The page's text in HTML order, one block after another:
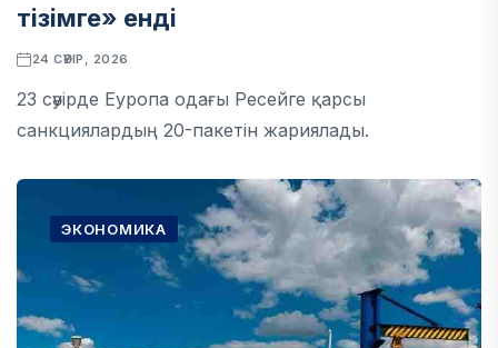
тізімге» енді
24 СӘУІР, 2026
23 сәуірде Еуропа одағы Ресейге қарсы
санкциялардың 20-пакетін жариялады.
ЭКОНОМИКА